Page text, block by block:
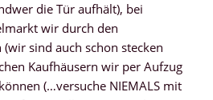
die Tür aufhält), bei
wir durch den
(wir sind auch schon stecken
Kaufhäusern wir per Aufzug
(…versuche NIEMALS mit